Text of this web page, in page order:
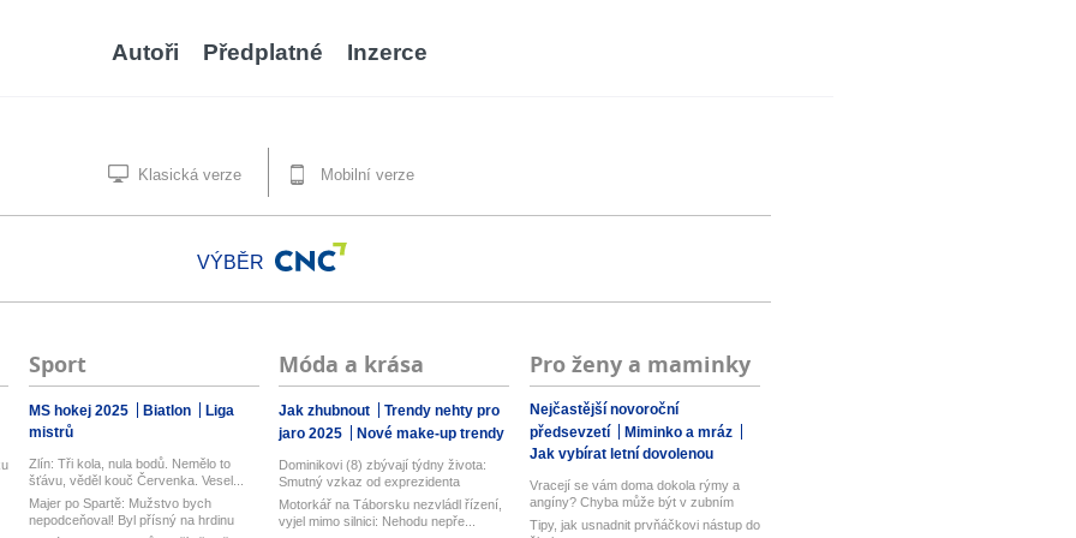
Autoři Předplatné Inzerce
Klasická verze Mobilní verze
VÝBĚR
Sport
MS hokej 2025 Biatlon
Liga
mistrů
Zlín: Tři kola, nula bodů. Nemělo to
šťávu, věděl kouč Červenka. Vesel...
Majer po Spartě: Mužstvo bych
nepodceňoval! Byl přísný na hrdinu
Móda a krása
Jak zhubnout
Trendy nehty pro
jaro 2025
Nové make-up trendy
Dominikovi (8) zbývají týdny života:
Smutný vzkaz od exprezidenta
Motorkář na Táborsku nezvládl řízení,
vyjel mimo silnici: Nehodu nepře...
Pro ženy a maminky
Nejčastější novoroční
předsevzetí
Miminko a mráz
Jak vybírat letní dovolenou
Vracejí se vám doma dokola rýmy a
angíny? Chyba může být v zubním
kart...
Tipy, jak usnadnit prvňáčkovi nástup do